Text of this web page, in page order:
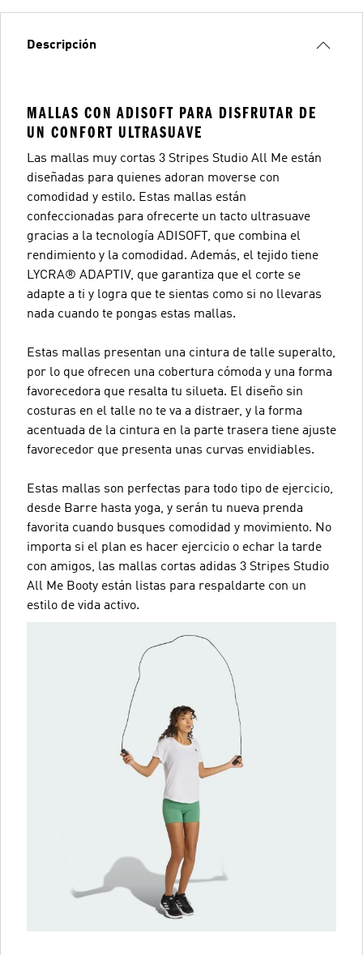
Descripción
MALLAS CON ADISOFT PARA DISFRUTAR DE
UN CONFORT ULTRASUAVE
Las mallas muy cortas 3 Stripes Studio All Me están
diseñadas para quienes adoran moverse con
comodidad y estilo. Estas mallas están
confeccionadas para ofrecerte un tacto ultrasuave
gracias a la tecnología ADISOFT, que combina el
rendimiento y la comodidad. Además, el tejido tiene
LYCRA® ADAPTIV, que garantiza que el corte se
adapte a ti y logra que te sientas como si no llevaras
nada cuando te pongas estas mallas.
Estas mallas presentan una cintura de talle superalto,
por lo que ofrecen una cobertura cómoda y una forma
favorecedora que resalta tu silueta. El diseño sin
costuras en el talle no te va a distraer, y la forma
acentuada de la cintura en la parte trasera tiene ajuste
favorecedor que presenta unas curvas envidiables.
Estas mallas son perfectas para todo tipo de ejercicio,
desde Barre hasta yoga, y serán tu nueva prenda
favorita cuando busques comodidad y movimiento. No
importa si el plan es hacer ejercicio o echar la tarde
con amigos, las mallas cortas adidas 3 Stripes Studio
All Me Booty están listas para respaldarte con un
estilo de vida activo.